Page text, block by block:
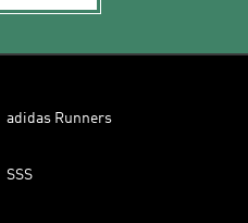
adidas Runners
SSS